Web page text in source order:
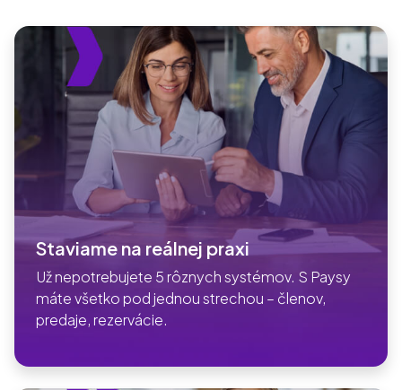
Staviame na reálnej praxi
Už nepotrebujete 5 rôznych systémov. S Paysy
máte všetko pod jednou strechou – členov,
predaje, rezervácie.